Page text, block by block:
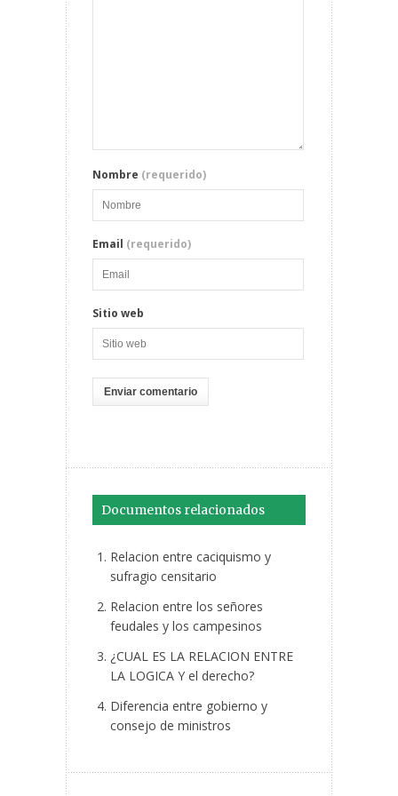
Nombre (requerido)
Email (requerido)
Sitio web
Documentos relacionados
Relacion entre caciquismo y
sufragio censitario
Relacion entre los señores
feudales y los campesinos
¿CUAL ES LA RELACION ENTRE
LA LOGICA Y el derecho?
Diferencia entre gobierno y
consejo de ministros